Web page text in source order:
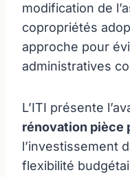
modification de
copropriétés
approche pour
administratives
L’ITI présente
rénovation pièce
l’investissement
flexibilité